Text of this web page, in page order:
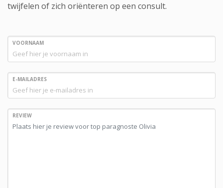
twijfelen of zich oriënteren op een consult.
VOORNAAM
E-MAILADRES
REVIEW